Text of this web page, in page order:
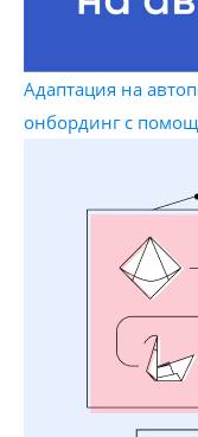
Адаптация на
онбординг с